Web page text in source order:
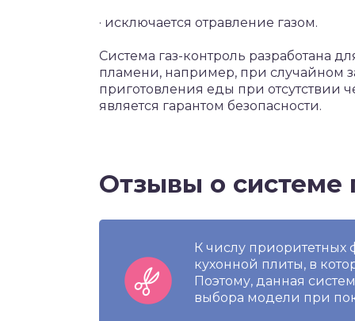
· исключается отравление газом.
Система газ-контроль разработана
пламени, например, при случайном
приготовления еды при отсутствии
является гарантом безопасности.
Отзывы о системе
К числу приоритетных
кухонной плиты, в
Поэтому, данная
выбора модели при